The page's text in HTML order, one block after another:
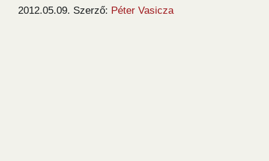
2012.05.09. Szerző: Péter Vasicza